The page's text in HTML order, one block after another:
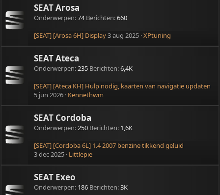
SEAT Arosa
Onderwerpen 74 Berichten 660
[SEAT] [Arosa 6H] Display3 aug 2025 XPtuning
SEAT Ateca
Onderwerpen 235 Berichten 6,4K
[SEAT] [Ateca KH] Hulp nodig, kaarten van navigatie updaten
5 jun 2026 Kennethwm
SEAT Cordoba
Onderwerpen 250 Berichten 1,6K
[SEAT] [Cordoba 6L] 1.4 2007 benzine tikkend geluid
3 dec 2025 Littlepie
SEAT Exeo
Onderwerpen 186 Berichten 3K